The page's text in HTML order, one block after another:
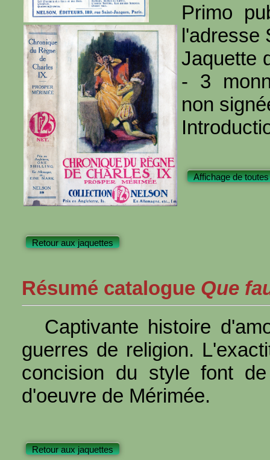
Primo
l'adresse
Jaquette
- 3
non
Affichage de
Retour aux jaquettes
Résumé catalogue Que
Captivante histoire
guerres de religion.
concision du style font
d'oeuvre de Mérimée.
Retour aux jaquettes